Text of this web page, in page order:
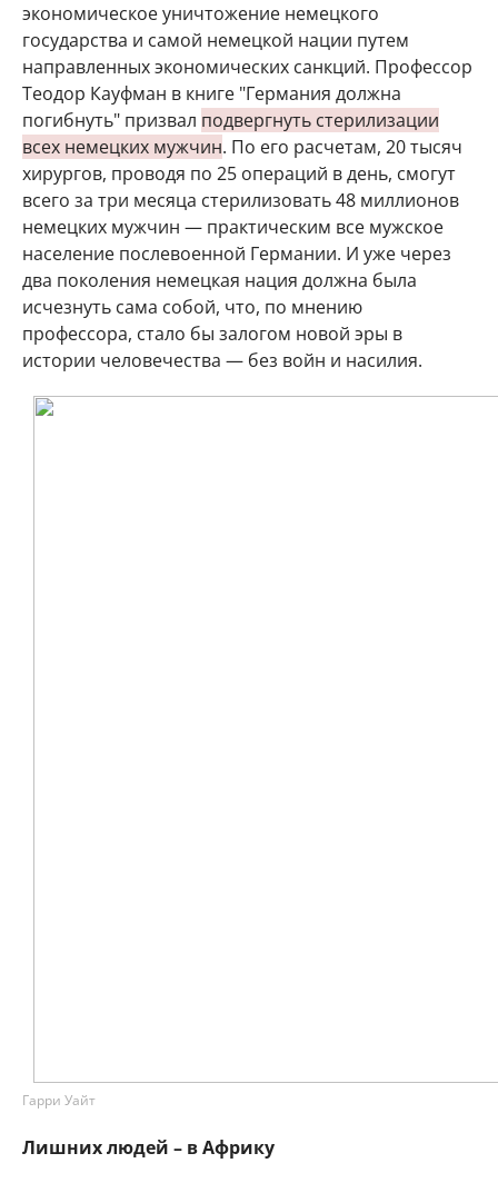
экономическое уничтожение немецкого
государства и самой немецкой нации путем
направленных экономических санкций. Профессор
Теодор Кауфман в книге "Германия должна
погибнуть" призвал подвергнуть стерилизации
всех немецких мужчин. По его расчетам, 20 тысяч
хирургов, проводя по 25 операций в день, смогут
всего за три месяца стерилизовать 48 миллионов
немецких мужчин — практическим все мужское
население послевоенной Германии. И уже через
два поколения немецкая нация должна была
исчезнуть сама собой, что, по мнению
профессора, стало бы залогом новой эры в
истории человечества — без войн и насилия.
Гарри Уайт
Лишних людей – в Африку